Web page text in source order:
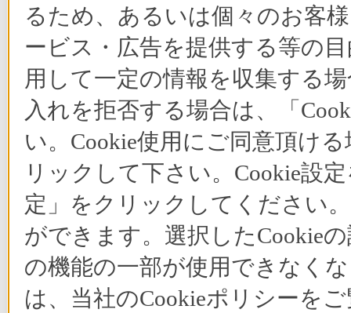
るため、あるいは個々のお客
ービス・広告を提供する等の
用して一定の情報を収集する
入れを拒否する場合は、「
い。Cookie使用にご同意頂け
リックして下さい。Cookie設
定」をクリックしてください
ができます。選択したCookie
の機能の一部が使用できなく
は、当社のCookieポリシーを